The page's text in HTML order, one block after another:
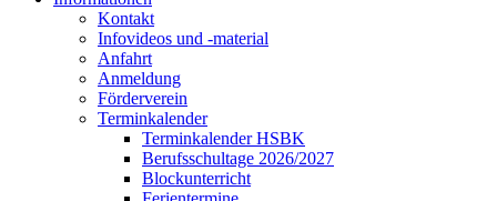
Kontakt
Infovideos und -material
Anfahrt
Anmeldung
Förderverein
Terminkalender
Terminkalender HSBK
Berufsschultage 2026/2027
Blockunterricht